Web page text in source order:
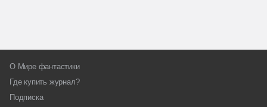
О Мире фантастики
Где купить журнал?
Подписка